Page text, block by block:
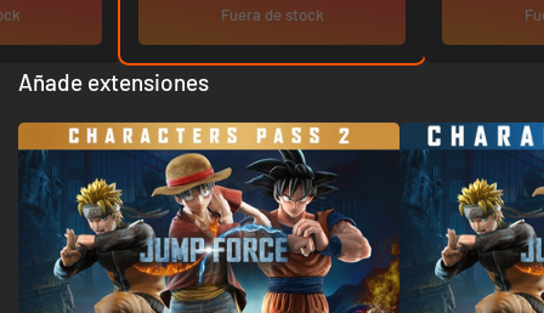
Fuera de stock
Añade extensiones